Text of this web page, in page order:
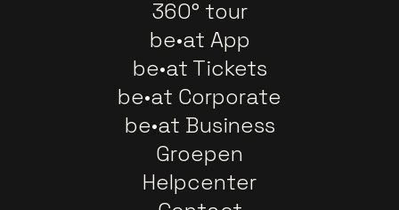
360° tour
be•at App
be•at Tickets
be•at Corporate
be•at Business
Groepen
Helpcenter